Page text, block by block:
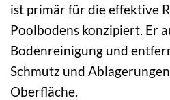
ist primär für die effektive
Poolbodens konzipiert. Er
Bodenreinigung und
Schmutz und
Oberfläche.